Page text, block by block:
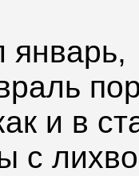
январь,
и в
с